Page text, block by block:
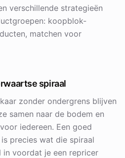
verschillende strategieën
koopblok-
matchen voor
spiraal
zonder ondergrens blijven
samen naar de bodem en
iedereen. Een goed
precies wat die spiraal
in voordat je een repricer